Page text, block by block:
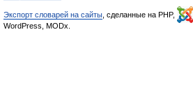
Экспорт словарей на сайты , сделанные на PHP,
WordPress, MODx.